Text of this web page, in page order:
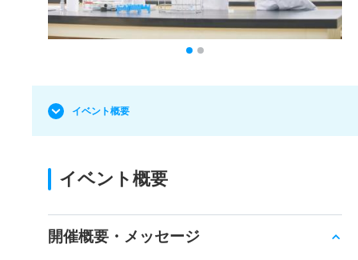
イベント概要
イベント概要
開催概要・メッセージ